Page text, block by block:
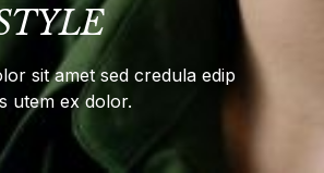
sit amet sed credula edip
utem ex dolor.